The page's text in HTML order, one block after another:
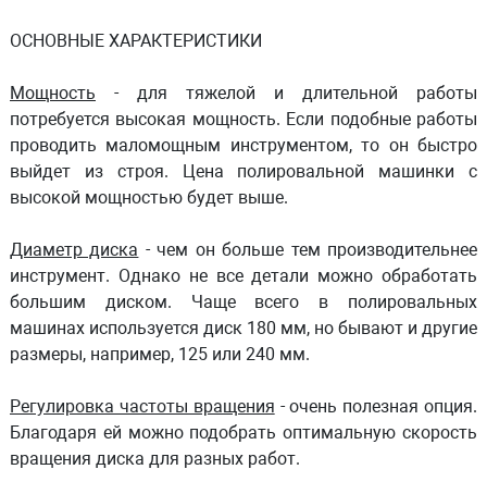
ОСНОВНЫЕ ХАРАКТЕРИСТИКИ
Мощность - для тяжелой и длительной работы
потребуется высокая мощность. Если подобные работы
проводить маломощным инструментом, то он быстро
выйдет из строя. Цена полировальной машинки с
высокой мощностью будет выше.
Диаметр диска - чем он больше тем производительнее
инструмент. Однако не все детали можно обработать
большим диском. Чаще всего в полировальных
машинах используется диск 180 мм, но бывают и другие
размеры, например, 125 или 240 мм.
Регулировка частоты вращения - очень полезная опция.
Благодаря ей можно подобрать оптимальную скорость
вращения диска для разных работ.